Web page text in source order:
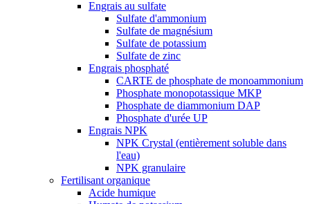
Engrais au sulfate
Sulfate d'ammonium
Sulfate de magnésium
Sulfate de potassium
Sulfate de zinc
Engrais phosphaté
CARTE de phosphate de monoammonium
Phosphate monopotassique MKP
Phosphate de diammonium DAP
Phosphate d'urée UP
Engrais NPK
NPK Crystal (entièrement soluble dans
l'eau)
NPK granulaire
Fertilisant organique
Acide humique